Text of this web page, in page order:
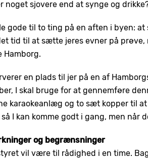
noget sjovere end at synge og
gode til to ting på en aften i byen:
tid til at sætte jeres evner på
Hamborg.
en plads til jer på en af
I skal bruge for at gennemføre
karaokeanlæg og to sæt kopper til
I kan komme godt i gang, men når
og begrænsninger
vil være til rådighed i en time.